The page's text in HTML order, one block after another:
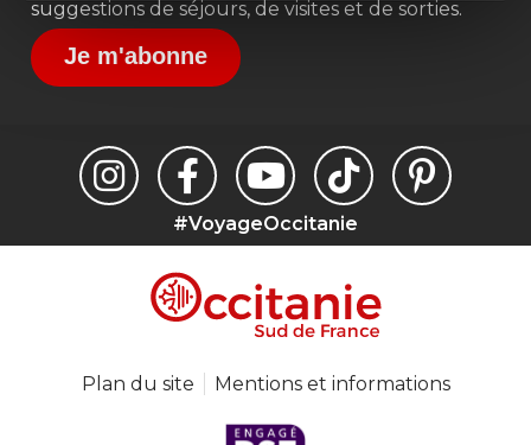
suggestions de séjours, de visites et de sorties.
Je m'abonne
#VoyageOccitanie
Plan du site Mentions et informations